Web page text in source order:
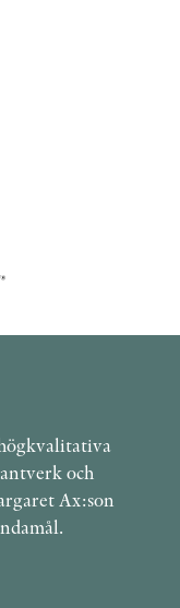
och
Ax:son